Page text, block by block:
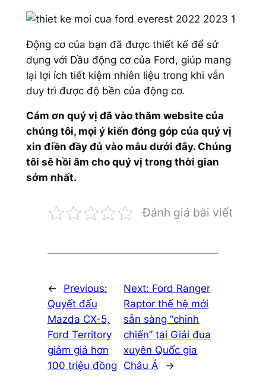
Động cơ của bạn đã được thiết kế để sử
dụng với Dầu động cơ của Ford, giúp mang
lại lợi ích tiết kiệm nhiên liệu trong khi vẫn
duy trì được độ bền của động cơ.
Cám ơn quý vị đã vào thăm website của
chúng tôi, mọi ý kiến đóng góp của quý vị
xin điền đầy đủ vào mẫu dưới đây. Chúng
tôi sẽ hồi âm cho quý vị trong thời gian
sớm nhất.
Đánh giá bài viết
←
Previous:
Quyết đấu
Mazda CX-5,
Ford Territory
giảm giá hơn
100 triệu đồng
Next: Ford Ranger
Raptor thế hệ mới
sẵn sàng “chinh
chiến” tại Giải đua
xuyên Quốc gia
Châu Á
→